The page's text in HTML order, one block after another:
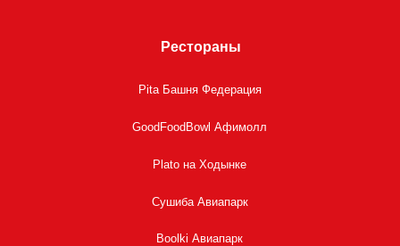
Рестораны
Pita Башня Федерация
GoodFoodBowl Афимолл
Plato на Ходынке
Сушиба Авиапарк
Boolki Авиапарк